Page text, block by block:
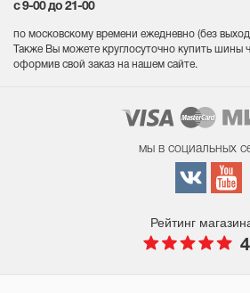
с 9-00 до 21-00
по московскому времени ежедневно (без
Также Вы можете круглосуточно купить шины
оформив свой заказ на нашем сайте.
мы в социальных
Рейтинг